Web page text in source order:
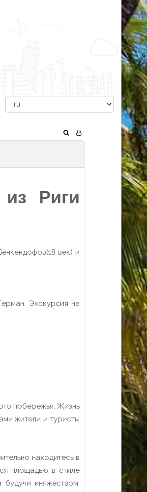
Риги
век) и
Экскурсия на
побережья. Жизнь
жители и туристы
находитесь в
площадью в стиле
будучи княжеством,